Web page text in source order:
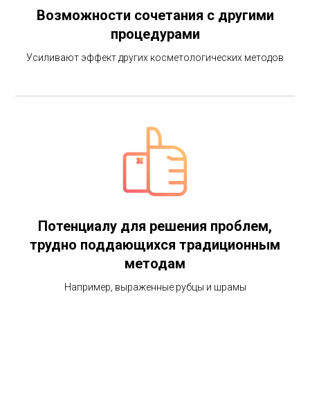
Возможности сочетания с другими
процедурами
Усиливают эффект других косметологических методов
Потенциалу для решения проблем,
трудно поддающихся традиционным
методам
Например, выраженные рубцы и шрамы